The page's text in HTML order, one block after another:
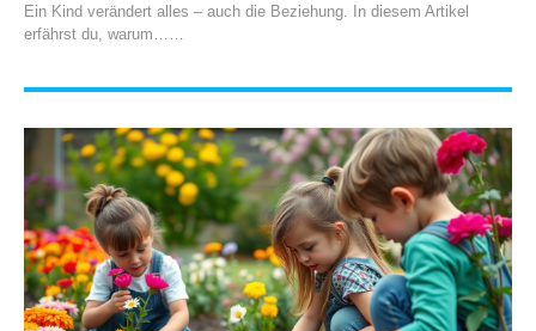
Ein Kind verändert alles – auch die Beziehung. In diesem Artikel
erfährst du, warum…